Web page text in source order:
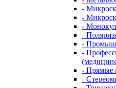
-
-
-
-
-
-
- Прямые
-